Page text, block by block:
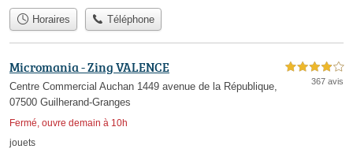
Horaires Téléphone
Micromania - Zing VALENCE
Centre Commercial Auchan 1449 avenue de la République,
07500 Guilherand-Granges
Fermé, ouvre demain à 10h
4,0 étoiles sur 5
367 avis
jouets